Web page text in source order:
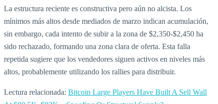
La estructura reciente es constructiva pero aún no alcista. Los
mínimos más altos desde mediados de marzo indican acumulación,
sin embargo, cada intento de subir a la zona de $2,350‑$2,450 ha
sido rechazado, formando una zona clara de oferta. Esta falla
repetida sugiere que los vendedores siguen activos en niveles más
altos, probablemente utilizando los rallies para distribuir.
Lectura relacionada: Bitcoin Large Players Have Built A Sell Wall